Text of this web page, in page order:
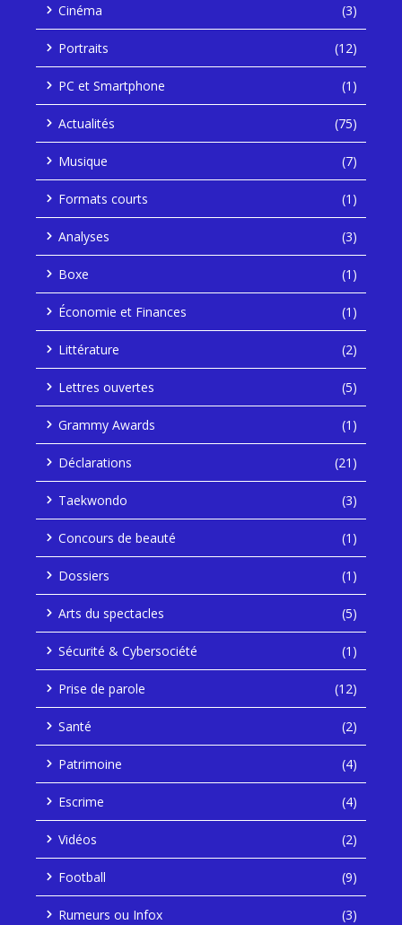
Cinéma (3)
Portraits (12)
PC et Smartphone (1)
Actualités (75)
Musique (7)
Formats courts (1)
Analyses (3)
Boxe (1)
Économie et Finances (1)
Littérature (2)
Lettres ouvertes (5)
Grammy Awards (1)
Déclarations (21)
Taekwondo (3)
Concours de beauté (1)
Dossiers (1)
Arts du spectacles (5)
Sécurité & Cybersociété (1)
Prise de parole (12)
Santé (2)
Patrimoine (4)
Escrime (4)
Vidéos (2)
Football (9)
Rumeurs ou Infox (3)